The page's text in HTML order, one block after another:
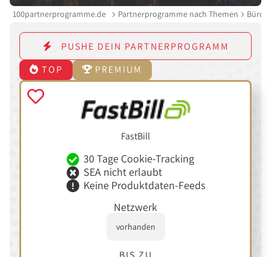
100partnerprogramme.de Partnerprogramme nach Themen
PUSHE DEIN PARTNERPROGRAMM
TOP
PREMIUM
FastBill
30 Tage Cookie-Tracking
SEA nicht erlaubt
Keine Produktdaten-Feeds
Netzwerk
vorhanden